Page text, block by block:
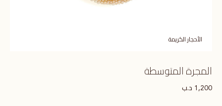
الأحجار الكريمة
المجرة المتوسطة
1,200 د.ب